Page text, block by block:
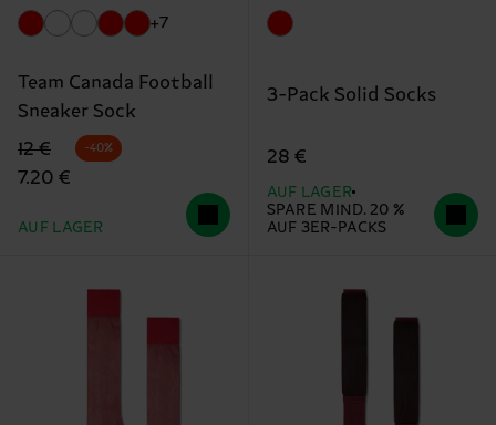
+7
Team Canada Football
Sneaker Sock
Originalpreis
12 €
Reduzierter Preis
7.20 €
-40%
AUF LAGER
3-Pack Solid Socks
28 €
AUF LAGER
SPARE MIND. 20 %
AUF 3ER-PACKS